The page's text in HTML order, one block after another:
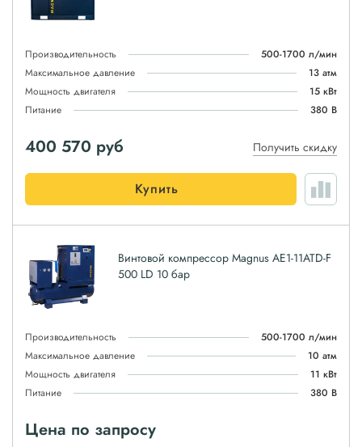
Производительность
500-1700 л/мин
Максимальное давление
13 атм
Мощность двигателя
15 кВт
Питание
380 В
400 570 руб Получить скидку
Купить
Винтовой компрессор Magnus АЕ1-11ATD-F
500 LD 10 бар
Производительность
500-1700 л/мин
Максимальное давление
10 атм
Мощность двигателя
11 кВт
Питание
380 В
Цена по запросу